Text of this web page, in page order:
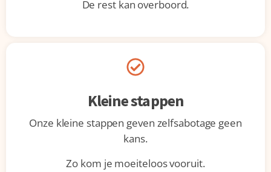
De rest kan overboord.
Kleine stappen
Onze kleine stappen geven zelfsabotage geen
kans.
Zo kom je moeiteloos vooruit.